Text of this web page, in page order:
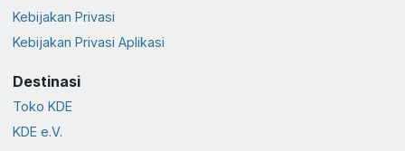
Kebijakan Privasi
Kebijakan Privasi Aplikasi
Destinasi
Toko KDE
KDE e.V.